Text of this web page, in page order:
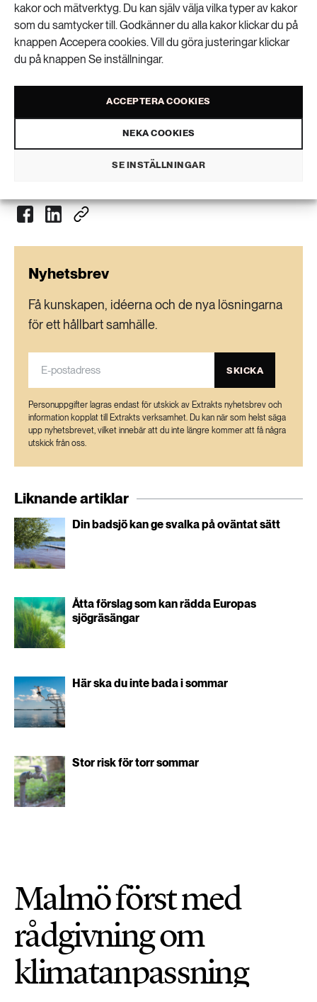
kakor och mätverktyg. Du kan själv välja vilka typer av kakor
som du samtycker till. Godkänner du alla kakor klickar du på
knappen Accepera cookies. Vill du göra justeringar klickar
du på knappen Se inställningar.
ACCEPTERA COOKIES
NEKA COOKIES
SE INSTÄLLNINGAR
Enligt en stor rapport som sammanställts av över
200 forskare under en femårsperiod kan Himalaya
förlora 66 procent av isen till år 2100, om inte
betydande nedskärningar av fossila utsläpp sker.
Beatrice Rindevall text
VISA KOMMENTARER (0) OCH DELA
Nyhetsbrev
Få kunskapen, idéerna och de nya lösningarna
för ett hållbart samhälle.
SKICKA
Personuppgifter lagras endast för utskick av Extrakts nyhetsbrev och
information kopplat till Extrakts verksamhet. Du kan när som helst säga
upp nyhetsbrevet, vilket innebär att du inte längre kommer att få några
utskick från oss.
Liknande artiklar
Din badsjö kan ge svalka på oväntat sätt
Åtta förslag som kan rädda Europas
sjögräsängar
Här ska du inte bada i sommar
Stor risk för torr sommar
Malmö först med
rådgivning om
klimatanpassning